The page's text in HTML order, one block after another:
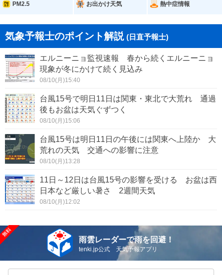
PM2.5 お出かけ天気 熱中症情報
気象予報士のポイント解説 (日直予報士)
エルニーニョ監視速報 春から続くエルニーニョ
現象が冬にかけて続く見込み
08/10(月)15:40
台風15号で明日11日は関東・東北で大荒れ 通過
後もお盆は天気ぐずつく
08/10(月)15:06
台風15号は明日11日の午後には関東へ上陸か 大
荒れの天気 交通への影響に注意
08/10(月)13:28
11日～12日は台風15号の影響を受ける お盆は西
日本など厳しい暑さ 2週間天気
08/10(月)12:02
雨雲レーダーで雨を回避！
tenki.jp公式 天気予報アプリ